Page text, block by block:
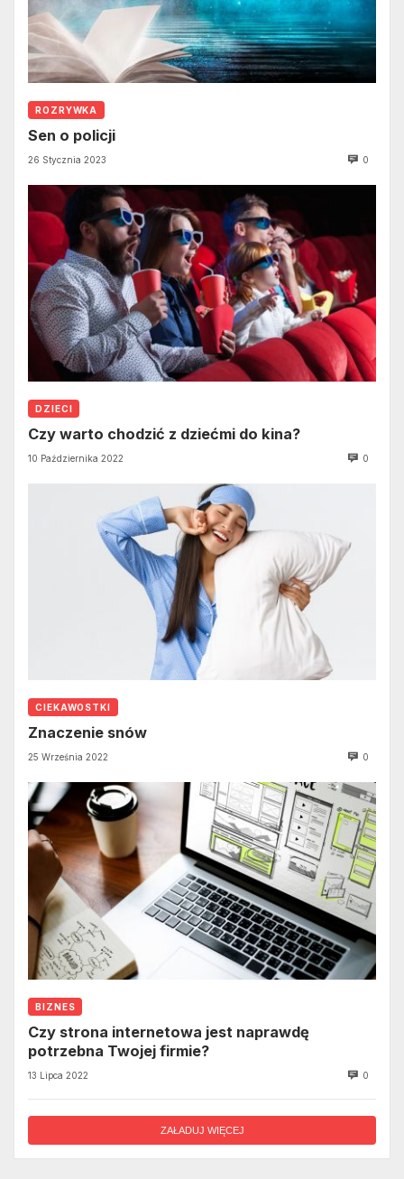
ROZRYWKA
Sen o policji
26 Stycznia 2023 0
DZIECI
Czy warto chodzić z dziećmi do kina?
10 Października 2022 0
CIEKAWOSTKI
Znaczenie snów
25 Września 2022 0
BIZNES
Czy strona internetowa jest naprawdę
potrzebna Twojej firmie?
13 Lipca 2022 0
ZAŁADUJ WIĘCEJ